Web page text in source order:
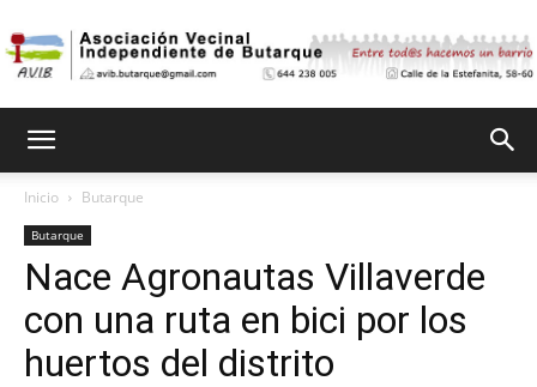
Independiente
Inicio Butarque
Butarque
Nace Agronautas Villaverde
con una ruta en bici por los
huertos del distrito